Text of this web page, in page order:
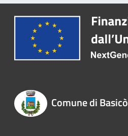
Comune di Basicò